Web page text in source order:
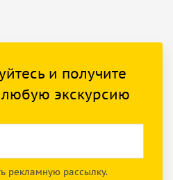
и получите
любую экскурсию
рекламную рассылку.